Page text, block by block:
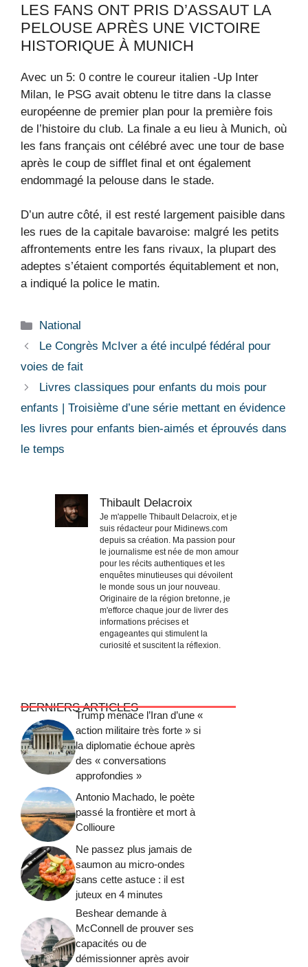
LES FANS ONT PRIS D’ASSAUT LA
PELOUSE APRÈS UNE VICTOIRE
HISTORIQUE À MUNICH
Avec un 5: 0 contre le coureur italien -Up Inter
Milan, le PSG avait obtenu le titre dans la classe
européenne de premier plan pour la première fois
de l’histoire du club. La finale a eu lieu à Munich, où
les fans français ont célébré avec une tour de base
après le coup de sifflet final et ont également
endommagé la pelouse dans le stade.
D’un autre côté, il est resté largement paisible dans
les rues de la capitale bavaroise: malgré les petits
affrontements entre les fans rivaux, la plupart des
adeptes s’étaient comportés équitablement et non,
a indiqué la police le matin.
Catégories
National
Le Congrès McIver a été inculpé fédéral pour
voies de fait
Livres classiques pour enfants du mois pour
enfants | Troisième d’une série mettant en évidence
les livres pour enfants bien-aimés et éprouvés dans
le temps
Thibault Delacroix
Je m'appelle Thibault Delacroix, et je
suis rédacteur pour Midinews.com
depuis sa création. Ma passion pour
le journalisme est née de mon amour
pour les récits authentiques et les
enquêtes minutieuses qui dévoilent
le monde sous un jour nouveau.
Originaire de la région bretonne, je
m'efforce chaque jour de livrer des
informations précises et
engageantes qui stimulent la
curiosité et suscitent la réflexion.
DERNIERS ARTICLES
Trump menace l’Iran d’une «
action militaire très forte » si
la diplomatie échoue après
des « conversations
approfondies »
Antonio Machado, le poète
passé la frontière et mort à
Collioure
Ne passez plus jamais de
saumon au micro-ondes
sans cette astuce : il est
juteux en 4 minutes
Beshear demande à
McConnell de prouver ses
capacités ou de
démissionner après avoir